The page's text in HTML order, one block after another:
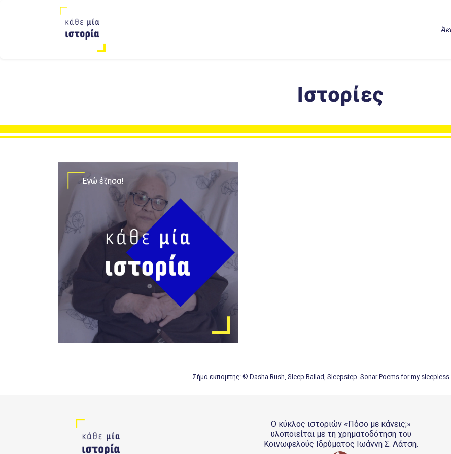
Ιστορίες
Εγώ έζησα!
Σήμα εκπομπής: © Dasha Rush, Sleep Ballad, Sleepstep. Sonar Poems for my
Ο κύκλος ιστοριών «Πόσο με κάνεις;»
υλοποιείται με τη χρηματοδότηση του
Κοινωφελούς Ιδρύματος Ιωάννη Σ. Λάτση.